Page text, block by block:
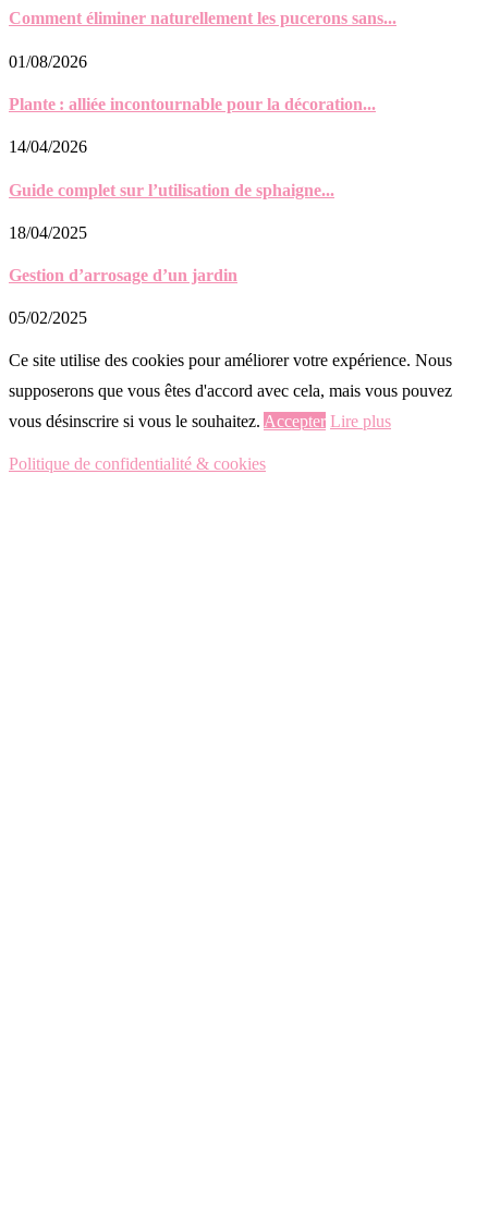
Comment éliminer naturellement les pucerons sans...
01/08/2026
Plante : alliée incontournable pour la décoration...
14/04/2026
Guide complet sur l’utilisation de sphaigne...
18/04/2025
Gestion d’arrosage d’un jardin
05/02/2025
Ce site utilise des cookies pour améliorer votre expérience. Nous
supposerons que vous êtes d'accord avec cela, mais vous pouvez
vous désinscrire si vous le souhaitez. Accepter Lire plus
Politique de confidentialité & cookies